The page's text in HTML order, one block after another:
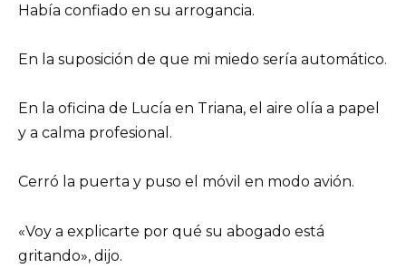
Había confiado en su arrogancia.
En la suposición de que mi miedo sería automático.
En la oficina de Lucía en Triana, el aire olía a papel
y a calma profesional.
Cerró la puerta y puso el móvil en modo avión.
«Voy a explicarte por qué su abogado está
gritando», dijo.